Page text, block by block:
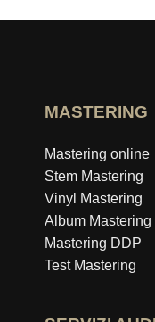
MASTERING
Mastering online
Stem Mastering
Vinyl Mastering
Album Mastering
Mastering DDP
Test Mastering